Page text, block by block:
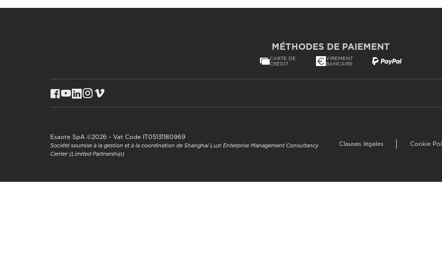
MÉTHODES DE PAIEMENT
CARTE DE
CRÉDIT
VIREMENT
BANCAIRE
Esaote SpA ©2026 - Vat Code IT05131180969
Société soumise à la gestion et à la coordination de Shanghai Luzi Enterprise Management Consultancy
Center (Limited Partnership)
Clauses légales Cookie